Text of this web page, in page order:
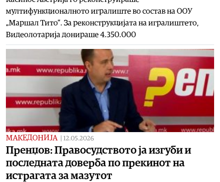
мултифункционалното игралиште во состав на ООУ
„Маршал Тито“. За реконструкцијата на игралиштето,
Видеолотарија донираше 4.350.000
МАКЕДОНИЈА 12.05.2026
Пренџов: Правосудството ја изгуби и
последната доверба по прекинот на
истрагата за мазутот